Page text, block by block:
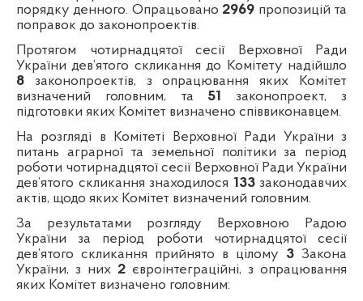
порядку денного. Опрацьовано 2969 пропозицій та
поправок до законопроектів.
Протягом чотирнадцятої сесії Верховної Ради
України дев’ятого скликання до Комітету надійшло
8 законопроектів, з опрацювання яких Комітет
визначений головним, та 51законопроект, з
підготовки яких Комітет визначено співвиконавцем.
На розгляді в Комітеті Верховної Ради України з
питань аграрної та земельної політики за період
роботи чотирнадцятої сесії Верховної Ради України
дев’ятого скликання знаходилося 133законодавчих
актів, щодо яких Комітет визначений головним.
За результатами розгляду Верховною Радою
України за період роботи чотирнадцятої сесії
дев’ятого скликання прийнято в цілому 3 Закона
України, з них 2 євроінтеграційні, з опрацювання
яких Комітет визначено головним: